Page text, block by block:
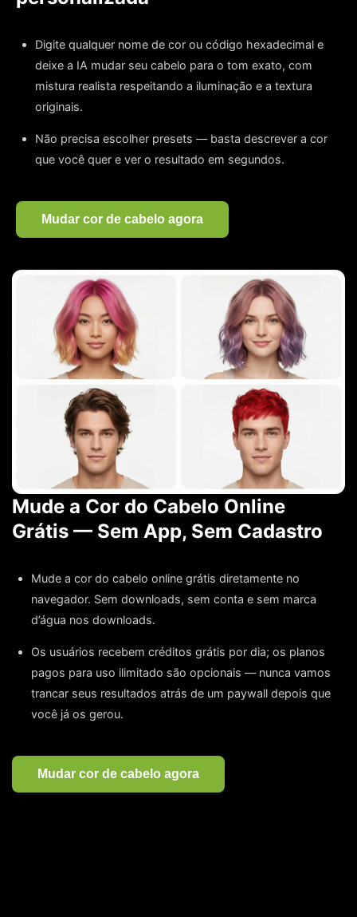
Digite qualquer nome de cor ou código hexadecimal e
deixe a IA mudar seu cabelo para o tom exato, com
mistura realista respeitando a iluminação e a textura
originais.
Não precisa escolher presets — basta descrever a cor
que você quer e ver o resultado em segundos.
Mudar cor de cabelo agora
Mude a Cor do Cabelo Online
Grátis — Sem App, Sem Cadastro
Mude a cor do cabelo online grátis diretamente no
navegador. Sem downloads, sem conta e sem marca
d’água nos downloads.
Os usuários recebem créditos grátis por dia; os planos
pagos para uso ilimitado são opcionais — nunca vamos
trancar seus resultados atrás de um paywall depois que
você já os gerou.
Mudar cor de cabelo agora